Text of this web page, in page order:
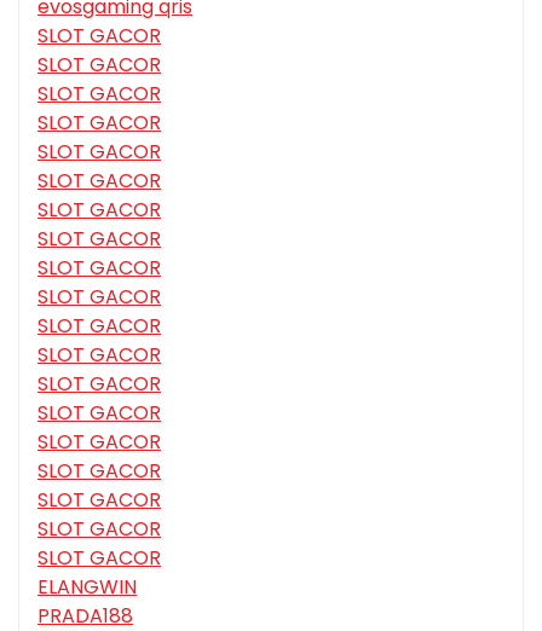
evosgaming qris
SLOT GACOR
SLOT GACOR
SLOT GACOR
SLOT GACOR
SLOT GACOR
SLOT GACOR
SLOT GACOR
SLOT GACOR
SLOT GACOR
SLOT GACOR
SLOT GACOR
SLOT GACOR
SLOT GACOR
SLOT GACOR
SLOT GACOR
SLOT GACOR
SLOT GACOR
SLOT GACOR
SLOT GACOR
ELANGWIN
PRADA188